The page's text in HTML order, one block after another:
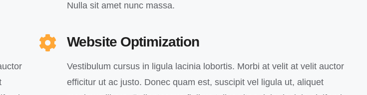
Nulla sit amet nunc massa.
Website Optimization
Vestibulum cursus in ligula lacinia lobortis. Morbi at velit at velit auctor
efficitur ut ac justo. Donec quam est, suscipit vel ligula ut, aliquet